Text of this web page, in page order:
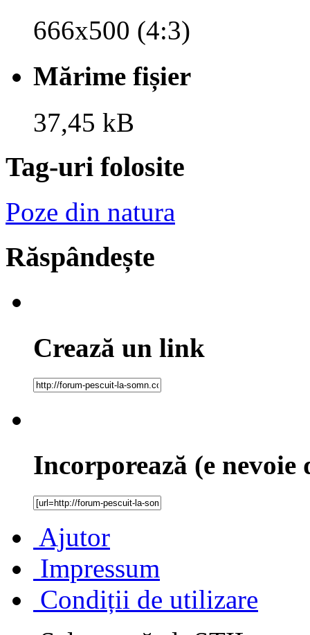
666x500 (4:3)
Mărime fișier
37,45 kB
Tag-uri folosite
Poze din natura
Răspândește
Crează un link
Incorporează (e nevoie
Ajutor
Impressum
Condiții de utilizare